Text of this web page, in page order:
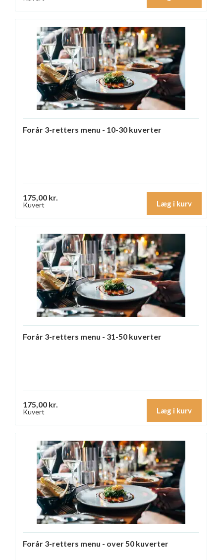
Forår 3-retters menu - 10-30 kuverter
175,00 kr.
Kuvert Læg i kurv
Forår 3-retters menu - 31-50 kuverter
175,00 kr.
Kuvert Læg i kurv
Forår 3-retters menu - over 50 kuverter